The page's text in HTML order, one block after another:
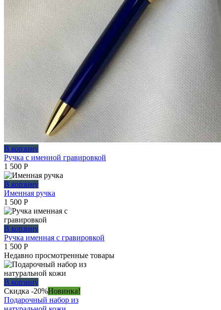
В корзину
Ручка с именной гравировкой
1 500 Р
В корзину
Именная ручка
1 500 Р
В корзину
Ручка именная с гравировкой
1 500 Р
Недавно просмотренные товары
В корзину
Скидка -20%Новинка!
Подарочный набор из